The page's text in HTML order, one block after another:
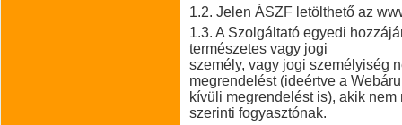
1.2. Jelen ÁSZF letölthető az
1.3. A Szolgáltató egyedi
természetes vagy jogi
személy, vagy jogi személyiség
megrendelést (ideértve a
kívüli megrendelést is), akik
szerinti fogyasztónak.